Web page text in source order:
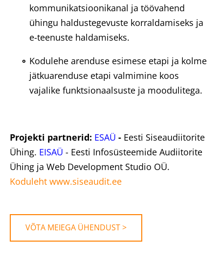
kommunikatsioonikanal ja töövahend
ühingu haldustegevuste korraldamiseks ja
e-teenuste haldamiseks.
Kodulehe arenduse esimese etapi ja kolme
jätkuarenduse etapi valmimine koos
vajalike funktsionaalsuste ja moodulitega.
Projekti partnerid: ESAÜ - Eesti Siseaudiitorite
Ühing. EISAÜ - Eesti Infosüsteemide Audiitorite
Ühing ja Web Development Studio OÜ.
Koduleht www.siseaudit.ee
VÕTA MEIEGA ÜHENDUST >